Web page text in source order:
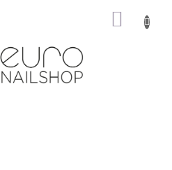
GIỎ
HÀNG